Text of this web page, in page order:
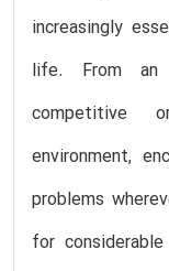
increasingly
life. From an
competitive
environment,
problems
for